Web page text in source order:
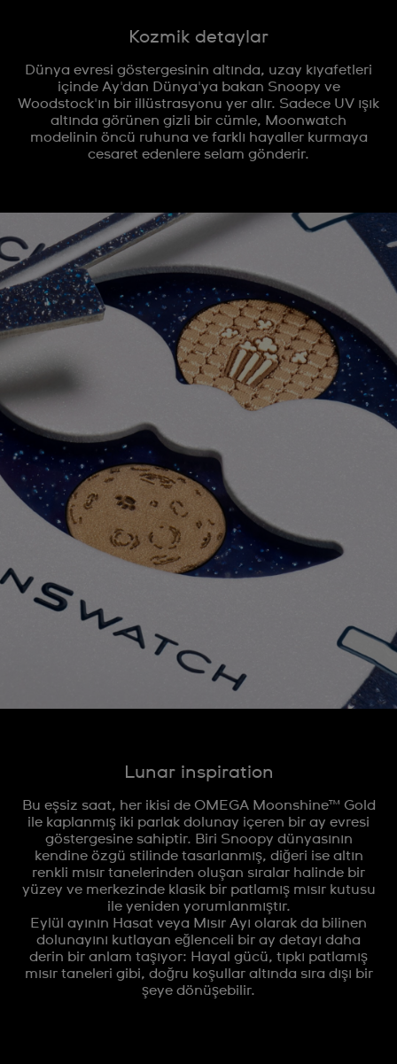
Kozmik detaylar
Dünya evresi göstergesinin altında, uzay kıyafetleri
içinde Ay'dan Dünya'ya bakan Snoopy ve
Woodstock'ın bir illüstrasyonu yer alır. Sadece UV ışık
altında görünen gizli bir cümle, Moonwatch
modelinin öncü ruhuna ve farklı hayaller kurmaya
cesaret edenlere selam gönderir.
Lunar inspiration
Bu eşsiz saat, her ikisi de OMEGA Moonshine™ Gold
ile kaplanmış iki parlak dolunay içeren bir ay evresi
göstergesine sahiptir. Biri Snoopy dünyasının
kendine özgü stilinde tasarlanmış, diğeri ise altın
renkli mısır tanelerinden oluşan sıralar halinde bir
yüzey ve merkezinde klasik bir patlamış mısır kutusu
ile yeniden yorumlanmıştır.
Eylül ayının Hasat veya Mısır Ayı olarak da bilinen
dolunayını kutlayan eğlenceli bir ay detayı daha
derin bir anlam taşıyor: Hayal gücü, tıpkı patlamış
mısır taneleri gibi, doğru koşullar altında sıra dışı bir
şeye dönüşebilir.